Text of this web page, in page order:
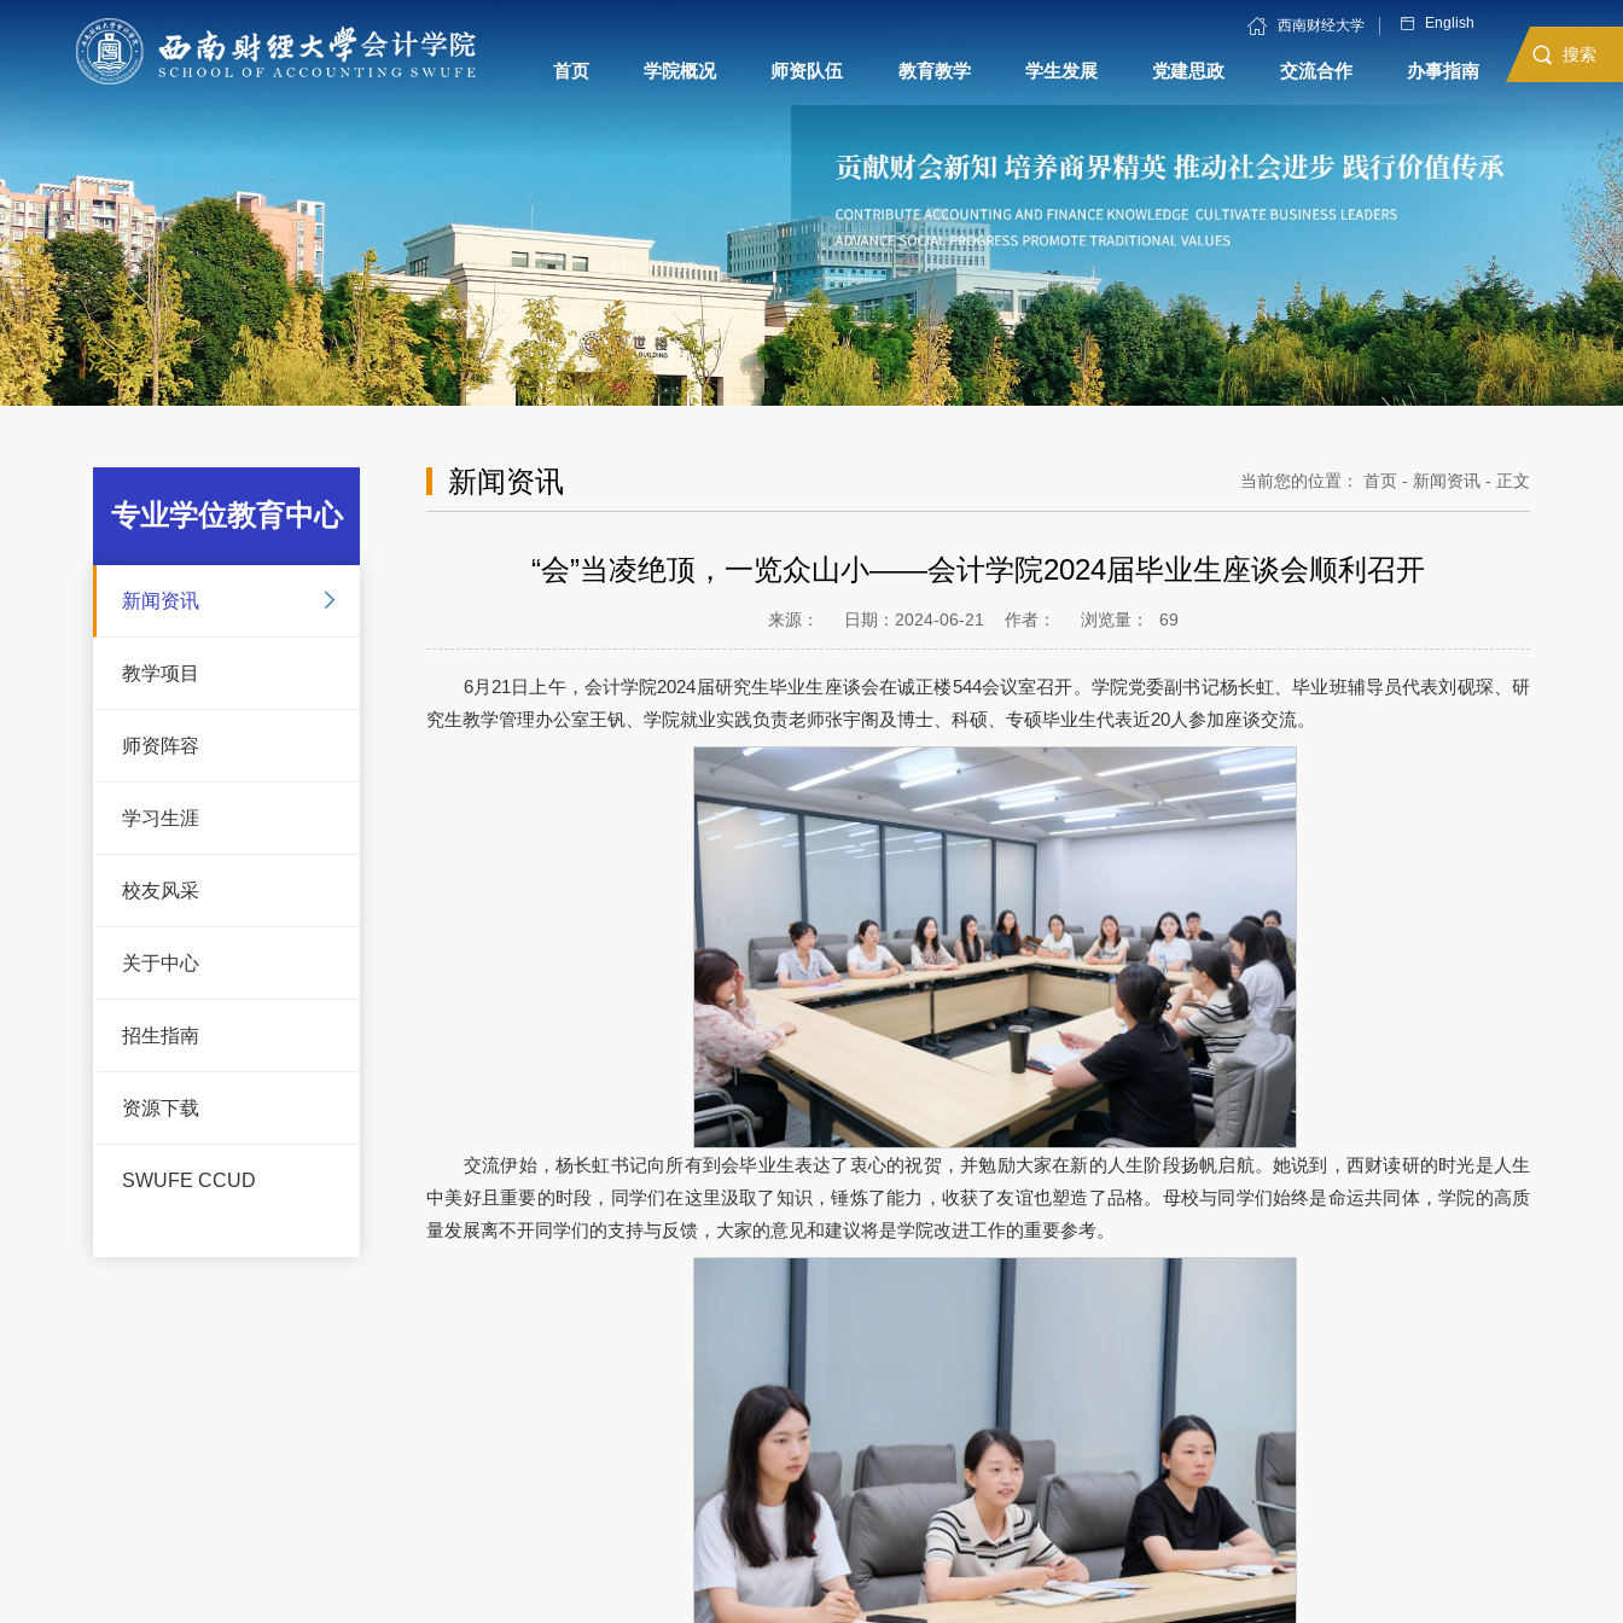
西南财经大学 English
首页 学院概况 师资队伍 教育教学 学生发展 党建思政 交流合作 办事指南
搜索
专业学位教育中心
新闻资讯
教学项目
师资阵容
学习生涯
校友风采
关于中心
招生指南
资源下载
SWUFE CCUD
新闻资讯 当前您的位置： 首页 - 新闻资讯 - 正文
“会”当凌绝顶，一览众山小——会计学院2024届毕业生座谈会顺利召开
来源： 日期：2024-06-21 作者： 浏览量： 69
6月21日上午，会计学院2024届研究生毕业生座谈会在诚正楼544会议室召开。学院党委副书记杨长虹、毕业班辅导员代表刘砚琛、研
究生教学管理办公室王钒、学院就业实践负责老师张宇阁及博士、科硕、专硕毕业生代表近20人参加座谈交流。
交流伊始，杨长虹书记向所有到会毕业生表达了衷心的祝贺，并勉励大家在新的人生阶段扬帆启航。她说到，西财读研的时光是人生
中美好且重要的时段，同学们在这里汲取了知识，锤炼了能力，收获了友谊也塑造了品格。母校与同学们始终是命运共同体，学院的高质
量发展离不开同学们的支持与反馈，大家的意见和建议将是学院改进工作的重要参考。